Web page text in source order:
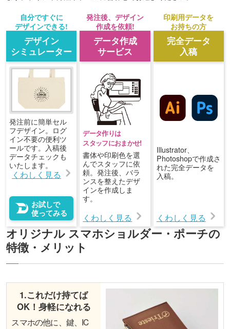
自分ですぐに
デザインできる!
デザイン
シミュレーター
発注前に簡単セル
フデザイン。ログ
イン不要の便利ツ
ールです。入稿後
データチェックも
いたします。
くわしく見る
お試しで
使ってみる
発注後、デザイン
作成を依頼!
データ作成
サービス
データ作りは
スタッフにおまかせ!
書体や印刷色を選
んでスタッフに依
頼。発注後、バラ
ンスを整えたデザ
インを作成しま
す。
くわしく見る
印刷用データを
お持ちの方
完全データ
入稿
Illustrator、
Photoshopで作成さ
れた完全データを
入稿。
くわしく見る
オリジナル スマホショルダー・ポーチの
特徴・メリット
1.これだけ持てば
OK！身軽になれる
スマホの他に、鍵、IC